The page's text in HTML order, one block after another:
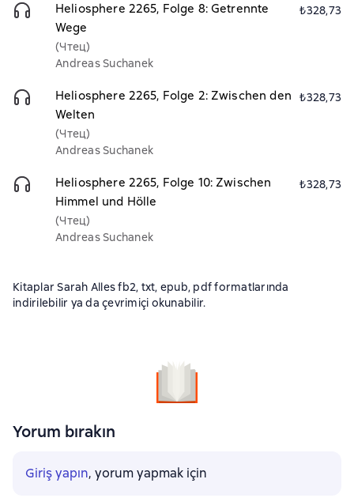
Heliosphere 2265, Folge 8: Getrennte
Wege
(Чтец)
Andreas Suchanek
₺328,73
Heliosphere 2265, Folge 2: Zwischen den
Welten
(Чтец)
Andreas Suchanek
₺328,73
Heliosphere 2265, Folge 10: Zwischen
Himmel und Hölle
(Чтец)
Andreas Suchanek
₺328,73
Kitaplar Sarah Alles fb2, txt, epub, pdf formatlarında
indirilebilir ya da çevrimiçi okunabilir.
Yorum bırakın
Giriş yapın, yorum yapmak için